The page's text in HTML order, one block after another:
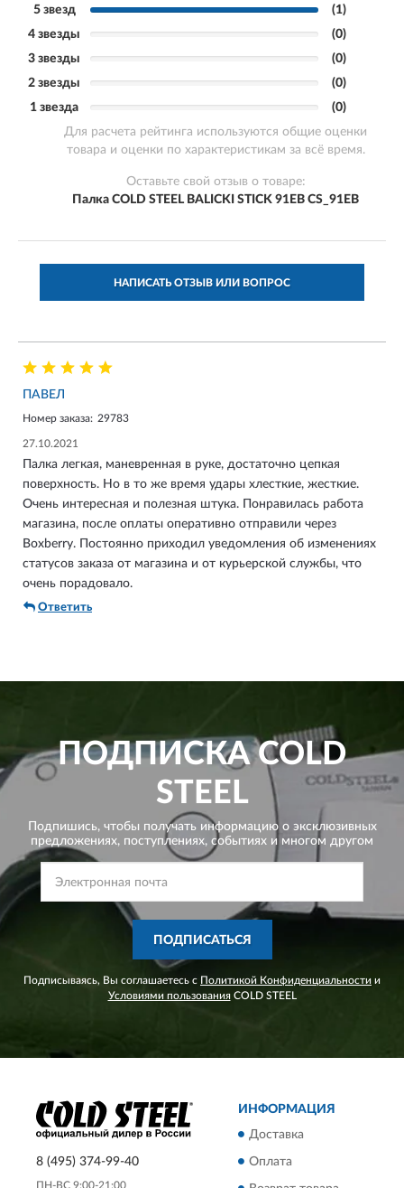
5 звезд
(1)
4 звезды
(0)
3 звезды
(0)
2 звезды
(0)
1 звезда
(0)
Для расчета рейтинга используются общие оценки
товара и оценки по характеристикам за всё время.
Оставьте свой отзыв о товаре:
Палка COLD STEEL BALICKI STICK 91EB CS_91EB
НАПИСАТЬ ОТЗЫВ ИЛИ ВОПРОС
ПАВЕЛ
Номер заказа: 29783
27.10.2021
Палка легкая, маневренная в руке, достаточно цепкая
поверхность. Но в то же время удары хлесткие, жесткие.
Очень интересная и полезная штука. Понравилась работа
магазина, после оплаты оперативно отправили через
Boxberry. Постоянно приходил уведомления об изменениях
статусов заказа от магазина и от курьерской службы, что
очень порадовало.
Ответить
ПОДПИСКАCOLD
STEEL
Подпишись, чтобы получать информацию о эксклюзивных
предложениях, поступлениях, событиях и многом другом
ПОДПИСАТЬСЯ
Подписываясь, Вы соглашаетесь с Политикой Конфиденциальности и
Условиями пользованияCOLD STEEL
8 (495) 374-99-40
ПН-ВС 9:00-21:00
ИНФОРМАЦИЯ
Доставка
Оплата